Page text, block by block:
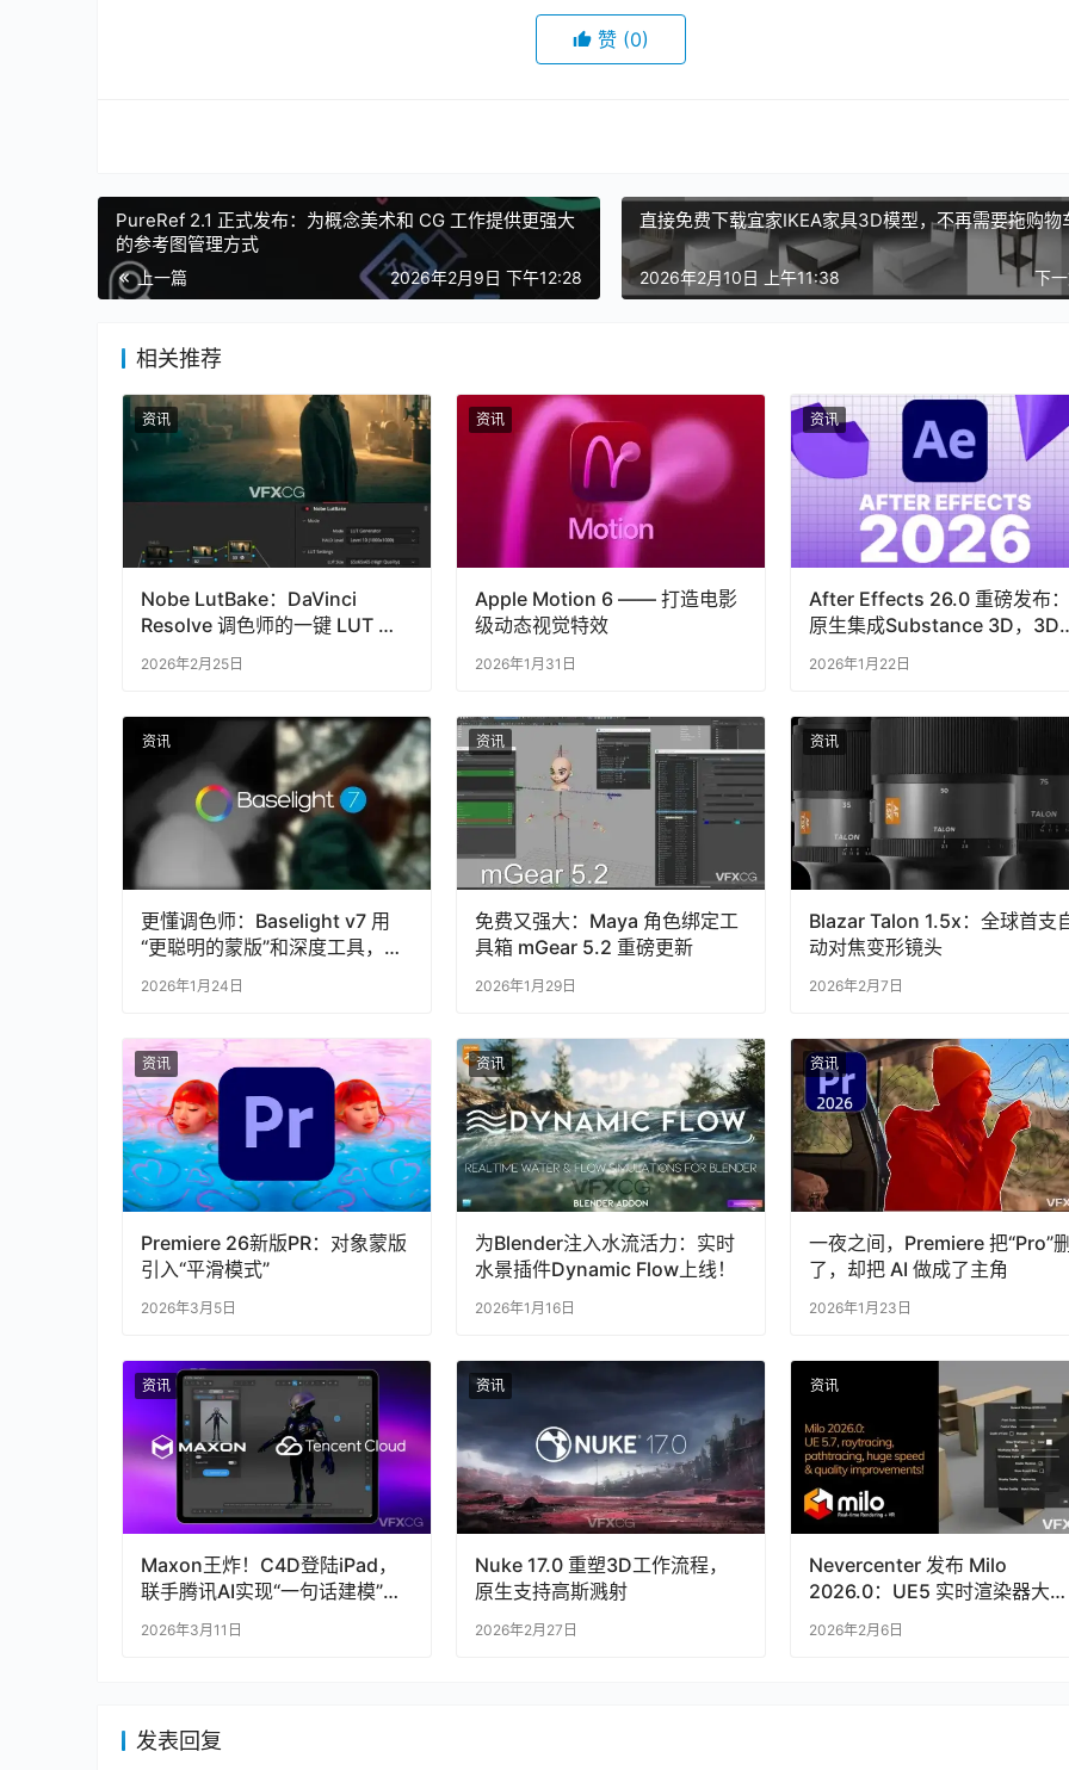
赞 (0)
PureRef 2.1 正式发布：为概念美术和 CG 工作提供更强大
的参考图管理方式
上一篇 2026年2月9日 下午12:28
直接免费下载宜家IKEA家具3D模型，不再需要拖购物
下
2026年2月10日 上午11:38
相关推荐
资讯
Nobe LutBake：DaVinci
Resolve 调色师的一键 LUT 导
出神器
2026年2月25日
资讯
Apple Motion 6 —— 打造电影
级动态视觉特效
2026年1月31日
资讯
After Effects 26.0 重磅发布：
原生集成Substance 3D，3D
作流迎来革命性升级
2026年1月22日
资讯
更懂调色师：Baselight v7 用
“更聪明的蒙版”和深度工具，给
复杂项目上了一道“保险”
2026年1月24日
资讯
免费又强大：Maya 角色绑定工
具箱 mGear 5.2 重磅更新
2026年1月29日
资讯
Blazar Talon 1.5x：全球首支
动对焦变形镜头
2026年2月7日
资讯
Premiere 26新版PR：对象蒙版
引入“平滑模式”
2026年3月5日
资讯
为Blender注入水流活力：实时
水景插件Dynamic Flow上线！
2026年1月16日
资讯
一夜之间，Premiere 把“Pro”
了，却把 AI 做成了主角
2026年1月23日
资讯
Maxon王炸！C4D登陆iPad，
联手腾讯AI实现“一句话建模”，
建模师慌了？
2026年3月11日
资讯
Nuke 17.0 重塑3D工作流程，
原生支持高斯溅射
2026年2月27日
资讯
Nevercenter 发布 Milo
2026.0：UE5 实时渲染器大幅
提速
2026年2月6日
发表回复